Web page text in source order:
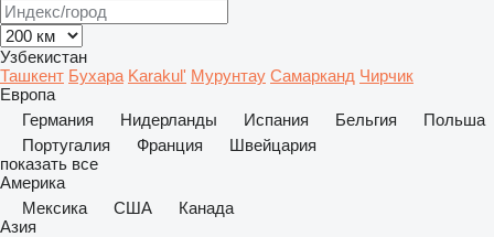
Узбекистан
Ташкент Бухара Karakul' Мурунтау Самарканд Чирчик
Европа
Германия
Нидерланды Испания Бельгия
Польша
Португалия
Франция
Швейцария
показать все
Америка
Мексика
США
Канада
Азия